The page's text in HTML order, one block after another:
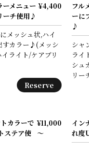
ーメニュー
ーチ使用♪
¥4,400
メッシュ状,ハイ
すカラー♪(メッシ
ライト/ケアブリ
Reserve
フル
ーに
♪
シャ
ライ
シュ
リー
カラーで
ステア使
¥11,000
～
イン
れ度